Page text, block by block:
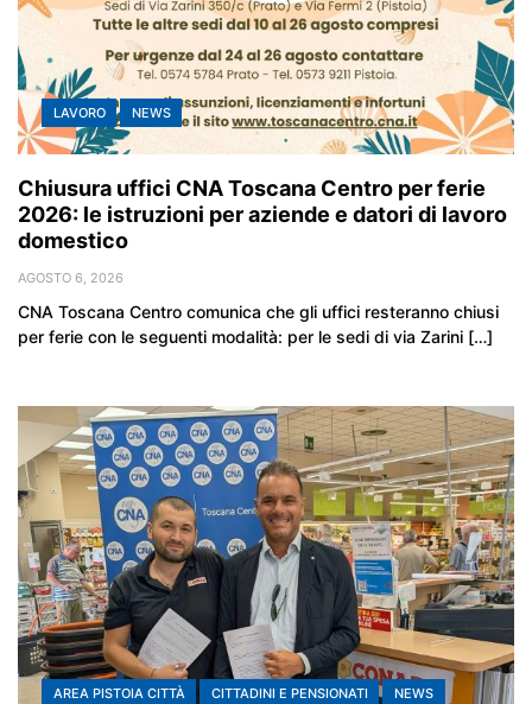
LAVORO NEWS
Chiusura uffici CNA Toscana Centro per ferie
2026: le istruzioni per aziende e datori di lavoro
domestico
AGOSTO 6, 2026
CNA Toscana Centro comunica che gli uffici resteranno chiusi
per ferie con le seguenti modalità: per le sedi di via Zarini […]
AREA PISTOIA CITTÀ CITTADINI E PENSIONATI NEWS